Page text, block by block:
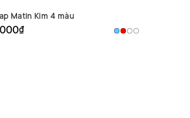
Matin Kim 4 màu